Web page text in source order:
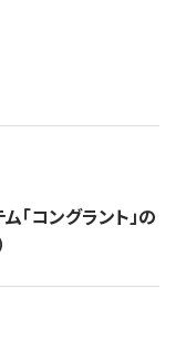
「コングラント」の